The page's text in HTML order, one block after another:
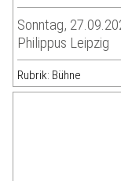
Sonntag,
Philippus Leipzig
Rubrik: Bühne